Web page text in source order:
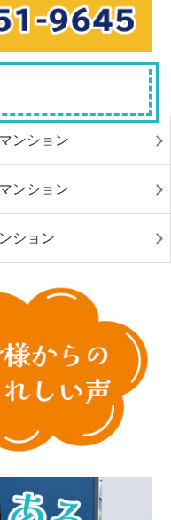
ンション
ンション
ション